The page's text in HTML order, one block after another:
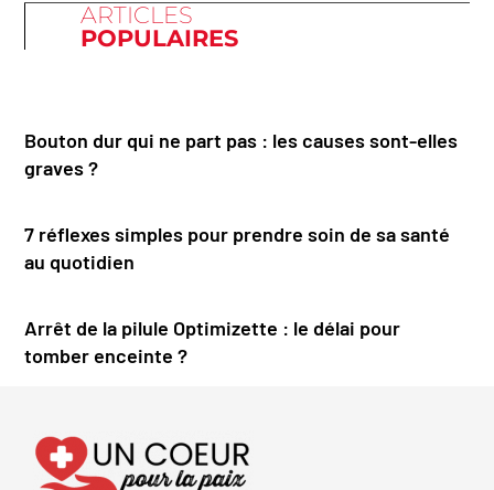
ARTICLES
POPULAIRES
Bouton dur qui ne part pas : les causes sont-elles
graves ?
7 réflexes simples pour prendre soin de sa santé
au quotidien
Arrêt de la pilule Optimizette : le délai pour
tomber enceinte ?